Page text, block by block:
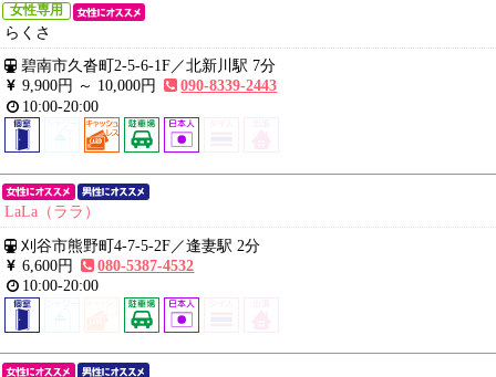
女性専用
らくさ
碧南市久沓町2-5-6-1F／北新川駅 7分
9,900円 ～ 10,000円
090-8339-2443
10:00-20:00
LaLa（ララ）
刈谷市熊野町4-7-5-2F／逢妻駅 2分
6,600円
080-5387-4532
10:00-20:00